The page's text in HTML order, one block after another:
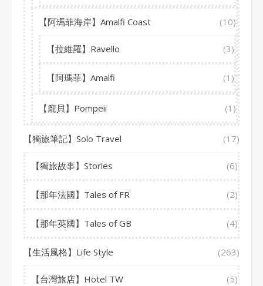
【阿瑪菲海岸】Amalfi Coast (10)
【拉維羅】Ravello (3)
【阿瑪菲】Amalfi (1)
【龐貝】Pompeii (1)
【獨旅筆記】Solo Travel (17)
【獨旅故事】Stories (6)
【那年法國】Tales of FR (2)
【那年英國】Tales of GB (4)
【生活風格】Life Style (263)
【台灣旅店】Hotel TW (5)